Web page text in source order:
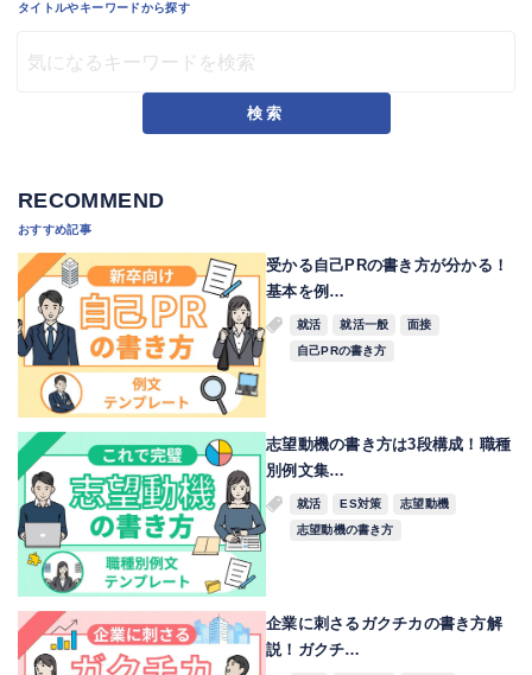
タイトルやキーワードから探す
検索
RECOMMEND
おすすめ記事
受かる自己PRの書き方が分かる！
基本を例…
就活 就活一般
面接
自己PRの書き方
志望動機の書き方は3段構成！職種
別例文集…
就活 ES対策
志望動機
志望動機の書き方
企業に刺さるガクチカの書き方解
説！ガクチ…